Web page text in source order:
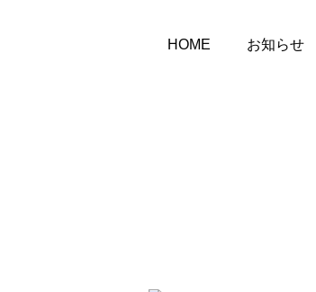
HOME お知らせ